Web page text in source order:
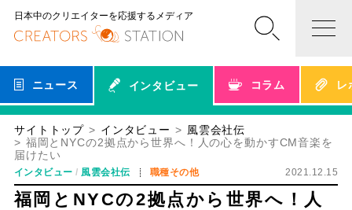
日本中のクリエイターを応援するメディア
ニュース インタビュー コラム レ
サイトトップ インタビュー
風雲会社伝
福岡とNYCの2拠点から世界へ！人の心を動かすCM音楽を
届けたい
インタビュー 風雲会社伝 職種その他 2021.12.15
福岡とNYCの2拠点から世界へ！人